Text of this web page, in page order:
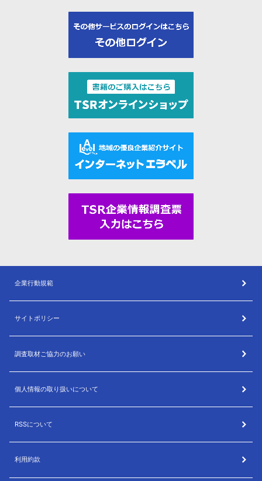
企業行動規範
サイトポリシー
調査取材ご協力のお願い
個人情報の取り扱いについて
RSSについて
利用約款